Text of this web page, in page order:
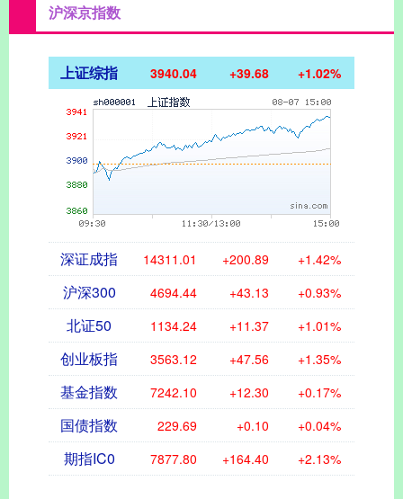
沪深京指数
上证综指 3940.04 +39.68 +1.02%
深证成指 14311.01 +200.89 +1.42%
沪深300 4694.44 +43.13 +0.93%
北证50 1134.24 +11.37 +1.01%
创业板指 3563.12 +47.56 +1.35%
基金指数 7242.10 +12.30 +0.17%
国债指数 229.69 +0.10 +0.04%
期指IC0 7877.80 +164.40 +2.13%